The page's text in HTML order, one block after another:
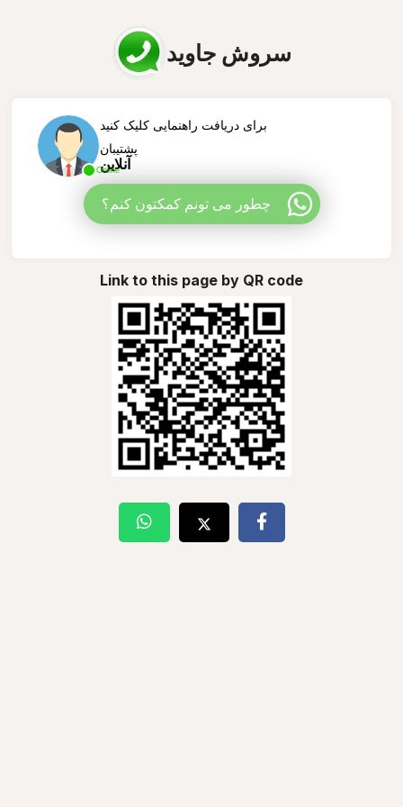
سروش جاوید
Online
برای دریافت راهنمایی کلیک کنید
پشتیبان
آنلاین
چطور می تونم کمکتون کنم؟
Link to this page by QR code